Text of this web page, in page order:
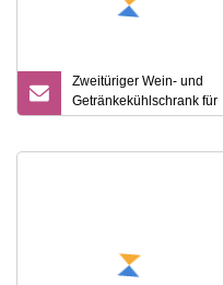
Zweitüriger Wein- und
Getränkekühlschrank für
den Heim- und